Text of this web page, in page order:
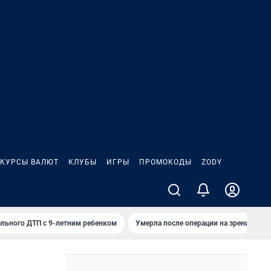
КУРСЫ ВАЛЮТ КЛУБЫ ИГРЫ ПРОМОКОДЫ ZODY
ДТП с 9-летним ребенком Умерла после операции на зрение